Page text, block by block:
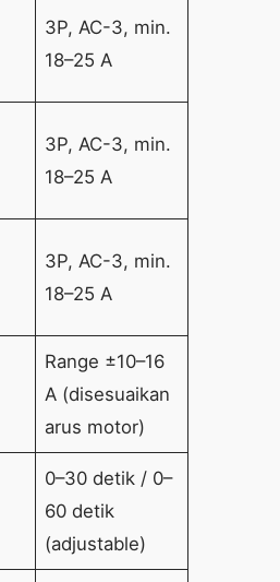
3P, AC-3, min.
18–25 A
3P, AC-3, min.
18–25 A
3P, AC-3, min.
18–25 A
Range ±10–16
A (disesuaikan
arus motor)
0–30 detik / 0–
60 detik
(adjustable)